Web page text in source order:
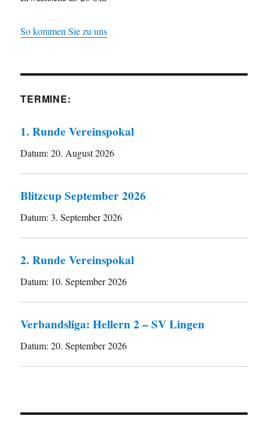
So kommen Sie zu uns
TERMINE:
1. Runde Vereinspokal
Datum:20. August 2026
Blitzcup September 2026
Datum: 3. September 2026
2. Runde Vereinspokal
Datum: 10. September 2026
Verbandsliga: Hellern 2 – SV Lingen
Datum:20. September 2026